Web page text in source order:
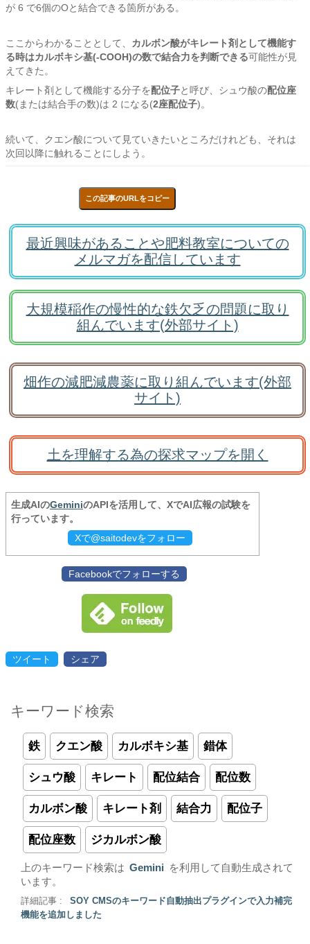
が 6 で6個のOと結合できる箇所がある。
ここからわかることとして、 カルボン酸がキレート剤として機能す
る時はカルボキシ基(-COOH)の数で結合力を判断できる可能性が見
えてきた。
キレート剤として機能する分子を配位子と呼び、シュウ酸の配位座
数(または結合手の数)は 2 になる(2座配位子)。
続いて、クエン酸について見ていきたいところだけれども、それは
次回以降に触れることにしよう。
この記事のURLをコピー
最近興味があることや肥料教室についての
メルマガを配信しています
大規模稲作の慢性的な鉄欠乏の問題に取り
組んでいます(外部サイト)
畑作の減肥減農薬に取り組んでいます(外部
サイト)
土を理解する為の探求マップを開く
生成AIのGeminiのAPIを活用して、XでAI広報の試験を
行っています。
Xで@saitodevをフォロー
Facebookでフォローする
ツイート シェア
キーワード検索
鉄 クエン酸 カルボキシ基 錯体
シュウ酸 キレート 配位結合 配位数
カルボン酸 キレート剤 結合力 配位子
配位座数 ジカルボン酸
上のキーワード検索は Gemini
を利用して自動生成されて
います。
詳細記事 :
SOY CMSのキーワード自動抽出プラグインで入力補完
機能を追加しました